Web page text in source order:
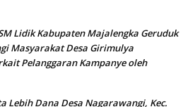
Lidik Kabupaten Majalengka Geruduk
Masyarakat Desa Girimulya
Pelanggaran Kampanye oleh
Lebih Dana Desa Nagarawangi, Kec.